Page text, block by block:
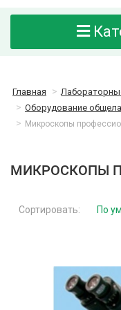
Главная
Оборудование
Микроскопы
МИКРОСКОПЫ
Сортировать: